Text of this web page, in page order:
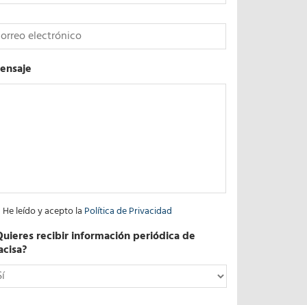
He leído y acepto la Política de Privacidad
recibir información periódica de